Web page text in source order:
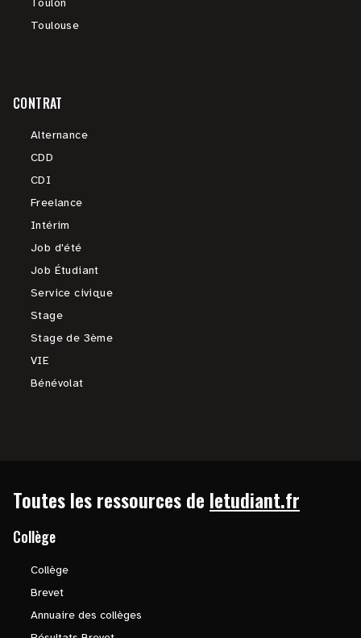
Toulon
Toulouse
CONTRAT
Alternance
CDD
CDI
Freelance
Intérim
Job d'été
Job Étudiant
Service civique
Stage
Stage de 3ème
VIE
Bénévolat
Toutes les ressources de letudiant.fr
Collège
Collège
Brevet
Annuaire des collèges